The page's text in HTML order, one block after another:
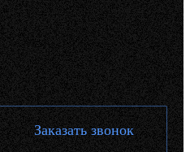
Заказать звонок